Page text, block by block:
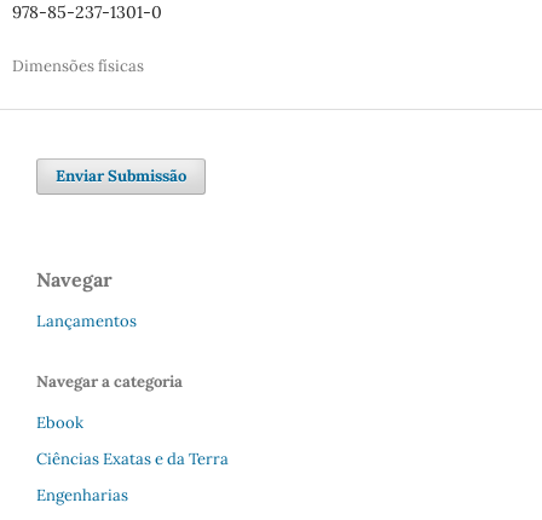
978-85-237-1301-0
Dimensões físicas
Enviar Submissão
Navegar
Lançamentos
Navegar a categoria
Ebook
Ciências Exatas e da Terra
Engenharias